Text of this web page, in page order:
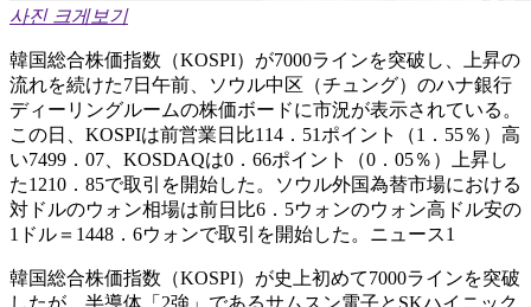
사진 크게보기
韓国総合株価指数（KOSPI）が7000ラインを突破し、上昇の
流れを続けた7日午前、ソウル中区（チュング）のハナ銀行
ディーリングルームの株価ボードに市況が表示されている。
この日、KOSPIは前営業日比114．51ポイント（1．55％）高
い7499．07、KOSDAQは0．66ポイント（0．05％）上昇し
た1210．85で取引を開始した。ソウル外国為替市場における
対ドルのウォン相場は前日比6．5ウォンのウォン高ドル安の
1ドル＝1448．6ウォンで取引を開始した。ニュース1
韓国総合株価指数（KOSPI）が史上初めて7000ラインを突破
したが、半導体「2強」であるサムスン電子とSKハイニック